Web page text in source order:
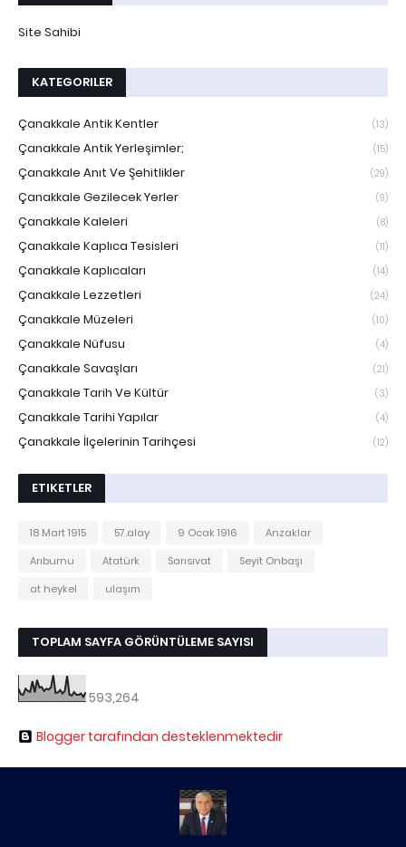
Site Sahibi
KATEGORILER
Çanakkale Antik Kentler (13)
Çanakkale Antik Yerleşimler; (15)
Çanakkale Anıt Ve Şehitlikler (29)
Çanakkale Gezilecek Yerler (9)
Çanakkale Kaleleri (8)
Çanakkale Kaplıca Tesisleri (11)
Çanakkale Kaplıcaları (14)
Çanakkale Lezzetleri (24)
Çanakkale Müzeleri (10)
Çanakkale Nüfusu (4)
Çanakkale Savaşları (21)
Çanakkale Tarih Ve Kültür (3)
Çanakkale Tarihi Yapılar (4)
Çanakkale İlçelerinin Tarihçesi (12)
ETIKETLER
18 Mart 1915 57.alay 9 Ocak 1916
Anzaklar
Arıburnu
Atatürk Sarısıvat
Seyit Onbaşı
at heykel
ulaşım
TOPLAM SAYFA GÖRÜNTÜLEME SAYISI
593,264
Blogger tarafından desteklenmektedir